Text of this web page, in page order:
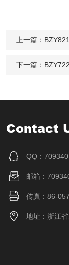
上一篇：
下一篇：
Contact
QQ：
邮箱：
传真：86-
地址：浙江